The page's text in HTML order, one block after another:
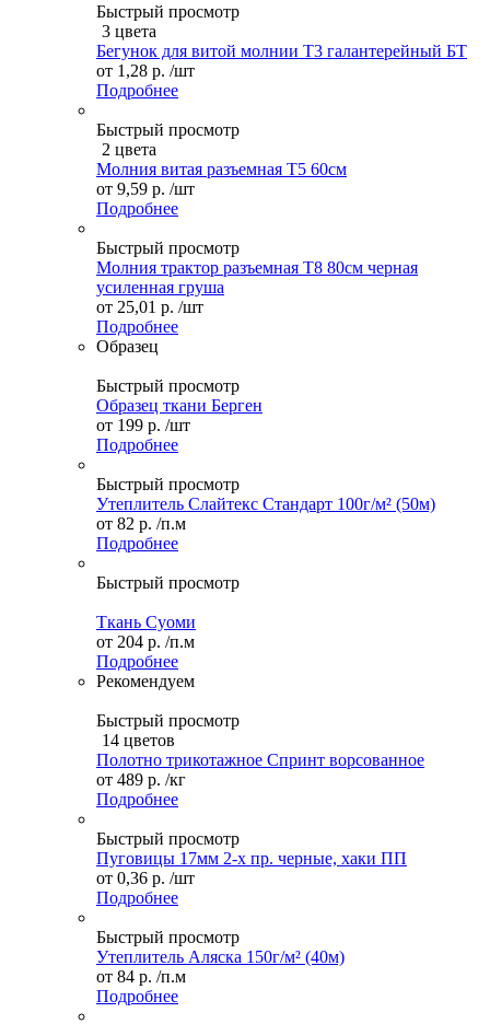
Быстрый просмотр
3 цвета
Бегунок для витой молнии Т3 галантерейный БТ
от 1,28 р. /шт
Подробнее
Быстрый просмотр
2 цвета
Молния витая разъемная Т5 60см
от 9,59 р. /шт
Подробнее
Быстрый просмотр
Молния трактор разъемная Т8 80см черная
усиленная груша
от 25,01 р. /шт
Подробнее
Образец
Быстрый просмотр
Образец ткани Берген
от 199 р. /шт
Подробнее
Быстрый просмотр
Утеплитель Слайтекс Стандарт 100г/м² (50м)
от 82 р. /п.м
Подробнее
Быстрый просмотр
Ткань Суоми
от 204 р. /п.м
Подробнее
Рекомендуем
Быстрый просмотр
14 цветов
Полотно трикотажное Спринт ворсованное
от 489 р. /кг
Подробнее
Быстрый просмотр
Пуговицы 17мм 2-х пр. черные, хаки ПП
от 0,36 р. /шт
Подробнее
Быстрый просмотр
Утеплитель Аляска 150г/м² (40м)
от 84 р. /п.м
Подробнее